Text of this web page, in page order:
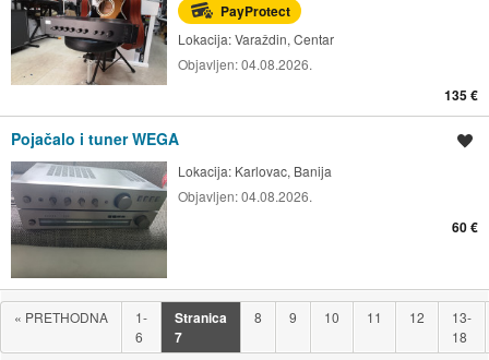
PayProtect
Lokacija:Varaždin, Centar
Objavljen:04.08.2026.
135 €
Pojačalo i tuner WEGA
Lokacija: Karlovac, Banija
Objavljen:04.08.2026.
60 €
« PRETHODNA
1-
6
Stranica
7
8 9 10 11 12
13-
18